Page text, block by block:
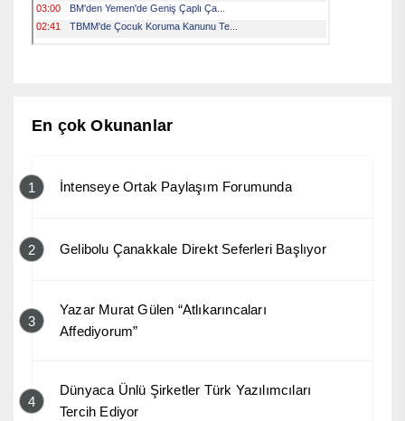
En çok Okunanlar
1 İntenseye Ortak Paylaşım Forumunda
2 Gelibolu Çanakkale Direkt Seferleri Başlıyor
3
Yazar Murat Gülen “Atlıkarıncaları
Affediyorum”
4
Dünyaca Ünlü Şirketler Türk Yazılımcıları
Tercih Ediyor